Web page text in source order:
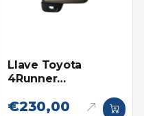
Llave Toyota
4Runner
Eléctronica original
€230,00